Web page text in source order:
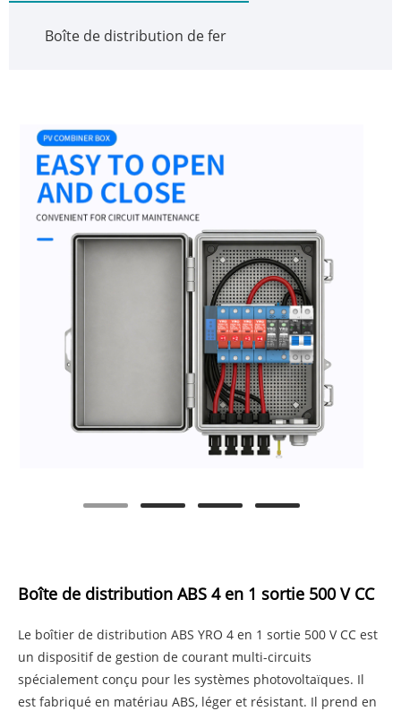
Boîte de distribution de fer
Boîte de distribution ABS 4 en 1 sortie 500 V CC
Le boîtier de distribution ABS YRO 4 en 1 sortie 500 V CC est
un dispositif de gestion de courant multi-circuits
spécialement conçu pour les systèmes photovoltaïques. Il
est fabriqué en matériau ABS, léger et résistant. Il prend en